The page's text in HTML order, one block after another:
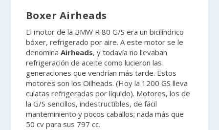
Boxer Airheads
El motor de la BMW R 80 G/S era un bicilíndrico
bóxer, refrigerado por aire. A este motor se le
denomina Airheads, y todavía no llevaban
refrigeración de aceite como lucieron las
generaciones que vendrían más tarde. Estos
motores son los Oilheads. (Hoy la 1200 GS lleva
culatas refrigeradas por líquido). Motores, los de
la G/S sencillos, indestructibles, de fácil
manteminiento y pocos caballos; nada más que
50 cv para sus 797 cc.